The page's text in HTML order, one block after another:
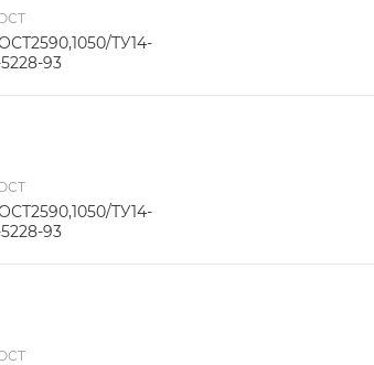
ТУ14-
5228-93
ТУ14-
5228-93